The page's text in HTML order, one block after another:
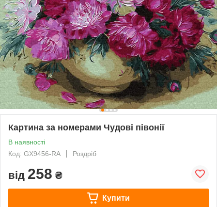
Картина за номерами Чудові півонії
В наявності
Код: GX9456-RA
Роздріб
від 258 ₴
Купити